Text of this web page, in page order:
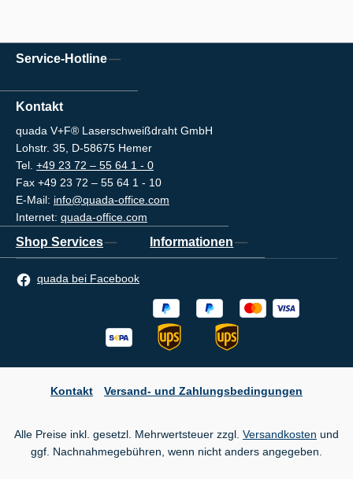
Service-Hotline
Kontakt
quada V+F® Laserschweißdraht GmbH
Lohstr. 35, D-58675 Hemer
Tel. +49 23 72 – 55 64 1 - 0
Fax +49 23 72 – 55 64 1 - 10
E-Mail: info@quada-office.com
Internet: quada-office.com
Shop Services Informationen
quada bei Facebook
Kontakt Versand- und Zahlungsbedingungen
Alle Preise inkl. gesetzl. Mehrwertsteuer zzgl. Versandkosten und
ggf. Nachnahmegebühren, wenn nicht anders angegeben.